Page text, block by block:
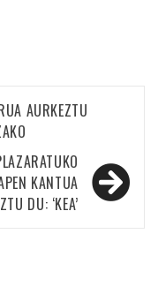
AURKEZTU
KANTUA
DU: ‘KEA’